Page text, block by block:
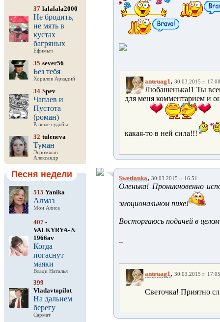
37 lalalala2000
Не бродить,
не мять в
кустах
багряных
Ефимыч
35 sever56
Без тебя
Хоралов Аркадий
34 Spev
Чапаев и
Пустота
(роман)
Разные судьбы
32 tuleneva
Туман
Эгромжан
Александр
Песня недели
515 Yanika
Алмаз
Мон Алиса
407 -
VALKYRYA- &
1966av
Когда
погаснут
маяки
Влади Наталья
399
Vladavtopilot
На дальнем
берегу
Сармат
antruag1, 30.03.2015 г. 17:08
Любашенька!1 Ты
для меня комментарием и
какая-то в ней сила!!!
Swetlanka, 30.03.2015 г. 16:51
Оленька! Проникновенно
эмоциональном пике!
Восторгаюсь подачей в
antruag1, 30.03.2015 г. 17:05
Светочка! Приятно